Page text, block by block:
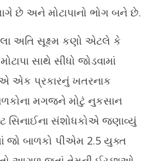
છે અને મોટાપાનો ભોગ બને છે.
અતિ સૂક્ષ્મ કણો એટલે કે
સાથે સીધો જોડવામાં
એક પ્રકારનું ખતરનાક
મગજને મોટું નુકસાન
સિનાઈના સંશોધકોએ જણાવ્યું
જો બાળકો પીએમ 2.5 યુક્ત